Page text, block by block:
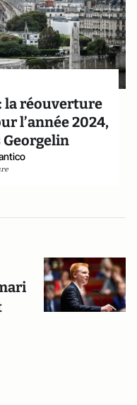
la réouverture
l’année 2024,
Georgelin